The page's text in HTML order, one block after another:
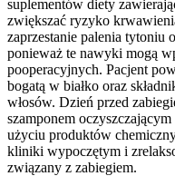
suplementów diety
zwiększać ryzyko
zaprzestanie palenia tytoniu
ponieważ te nawyki mogą
pooperacyjnych. Pacjent
bogatą w białko oraz
włosów. Dzień przed
szamponem
użyciu produktów
kliniki wypoczętym i
związany z zabiegiem.